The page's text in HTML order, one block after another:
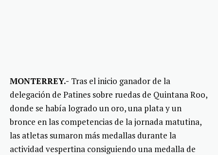
MONTERREY.- Tras el inicio ganador de la
delegación de Patines sobre ruedas de Quintana Roo,
donde se había logrado un oro, una plata y un
bronce en las competencias de la jornada matutina,
las atletas sumaron más medallas durante la
actividad vespertina consiguiendo una medalla de